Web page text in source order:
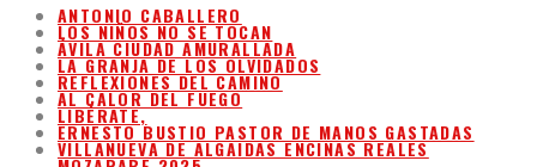
ANTONIO CABALLERO
LOS NIÑOS NO SE TOCAN
ÁVILA CIUDAD AMURALLADA
LA GRANJA DE LOS OLVIDADOS
REFLEXIONES DEL CAMINO
AL CALOR DEL FUEGO
LIBÉRATE,
ERNESTO BUSTIO PASTOR DE MANOS GASTADAS
VILLANUEVA DE ALGAIDAS ENCINAS REALES